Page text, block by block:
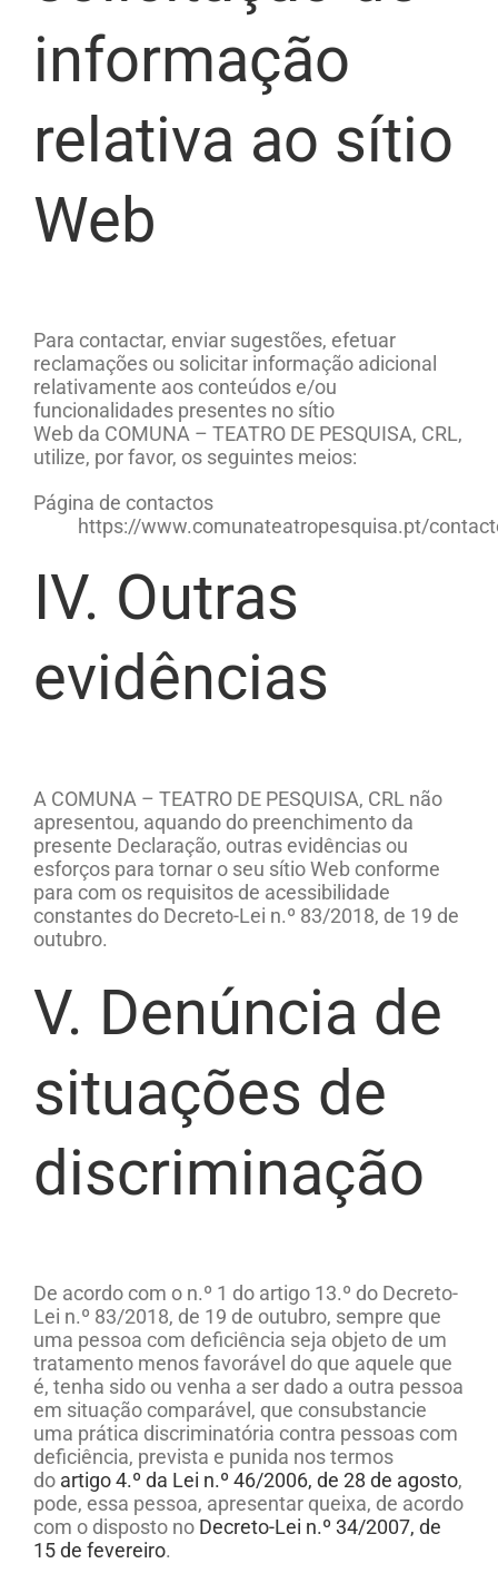
informação
relativa ao sítio
Web
Para contactar, enviar sugestões, efetuar
reclamações ou solicitar informação adicional
relativamente aos conteúdos e/ou
funcionalidades presentes no sítio
Webda COMUNA – TEATRO DE PESQUISA, CRL,
utilize, por favor, os seguintes meios:
Página de contactos
https://www.comunateatropesquisa.pt/
IV. Outras
evidências
A COMUNA – TEATRO DE PESQUISA, CRL não
apresentou, aquando do preenchimento da
presente Declaração, outras evidências ou
esforços para tornar o seu sítio Web conforme
para com os requisitos de acessibilidade
constantes do Decreto-Lei n.º 83/2018, de 19 de
outubro.
V. Denúncia de
situações de
discriminação
De acordo com o n.º 1 do artigo 13.º do Decreto-
Lei n.º 83/2018, de 19 de outubro, sempre que
uma pessoa com deficiência seja objeto de um
tratamento menos favorável do que aquele que
é, tenha sido ou venha a ser dado a outra pessoa
em situação comparável, que consubstancie
uma prática discriminatória contra pessoas com
deficiência, prevista e punida nos termos
do artigo 4.º da Lei n.º 46/2006, de 28 de agosto,
pode, essa pessoa, apresentar queixa, de acordo
com o disposto no Decreto-Lei n.º 34/2007, de
15 de fevereiro.